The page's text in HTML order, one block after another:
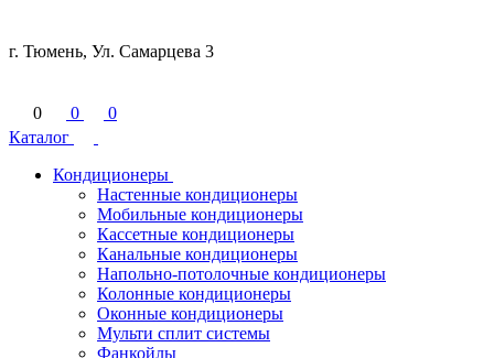
г. Тюмень, Ул. Самарцева 3
0 0
0
Каталог
Кондиционеры
Настенные кондиционеры
Мобильные кондиционеры
Кассетные кондиционеры
Канальные кондиционеры
Напольно-потолочные кондиционеры
Колонные кондиционеры
Оконные кондиционеры
Мульти сплит системы
Фанкойлы